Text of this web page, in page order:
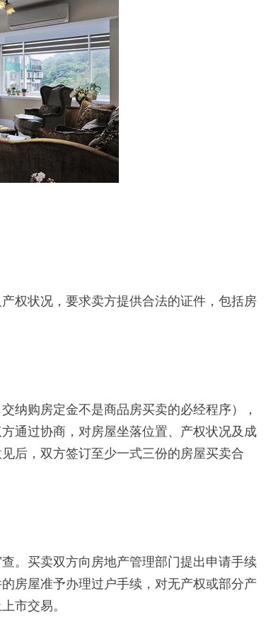
状况，要求卖方提供合法的证件，包括房
购房定金不是商品房买卖的必经程序），
通过协商，对房屋坐落位置、产权状况及成
后，双方签订至少一式三份的房屋买卖合
买卖双方向房地产管理部门提出申请手续
房屋准予办理过户手续，对无产权或部分产
市交易。